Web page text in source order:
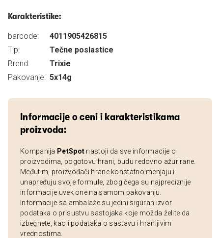
Karakteristike:
barcode:
4011905426815
Tip:
Tečne poslastice
Brend:
Trixie
Pakovanje: 5x14g
Informacije o ceni i karakteristikama
proizvoda:
Kompanija PetSpot nastoji da sve informacije o
proizvodima, pogotovu hrani, budu redovno ažurirane.
Međutim, proizvođači hrane konstatno menjaju i
unapređuju svoje formule, zbog čega su najpreciznije
informacije uvek one na samom pakovanju.
Informacije sa ambalaže su jedini siguran izvor
podataka o prisustvu sastojaka koje možda želite da
izbegnete, kao i podataka o sastavu i hranljivim
vrednostima.